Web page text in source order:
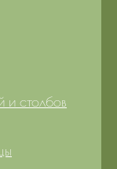
и столбов